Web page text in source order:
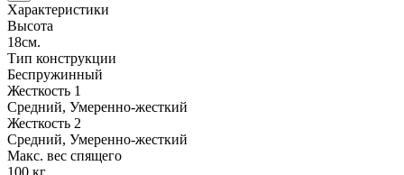
Характеристики
Высота
18см.
Тип конструкции
Беспружинный
Жесткость 1
Средний, Умеренно-жесткий
Жесткость 2
Средний, Умеренно-жесткий
Макс. вес спящего
100 кг